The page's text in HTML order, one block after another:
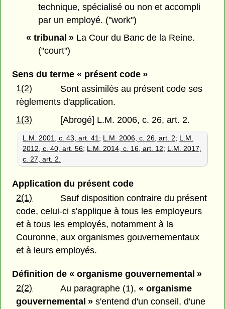
technique, spécialisé ou non et accompli
par un employé. ("work")
« tribunal »La Cour du Banc de la Reine.
("court")
Sens du terme « présent code »
1(2)
Sont assimilés au présent code ses
règlements d'application.
1(3)
[Abrogé] L.M. 2006, c. 26, art. 2.
L.M. 2001, c. 43, art. 41 ; L.M. 2006, c. 26, art. 2; L.M.
2012, c. 40, art. 56; L.M. 2014, c. 16, art. 12; L.M. 2017,
c. 27, art. 2.
Application du présent code
2(1)
Sauf disposition contraire du présent
code, celui-ci s'applique à tous les employeurs
et à tous les employés, notamment à la
Couronne, aux organismes gouvernementaux
et à leurs employés.
Définition de « organisme gouvernemental »
2(2)
Au paragraphe (1),« organisme
gouvernemental » s'entend d'un conseil, d'une